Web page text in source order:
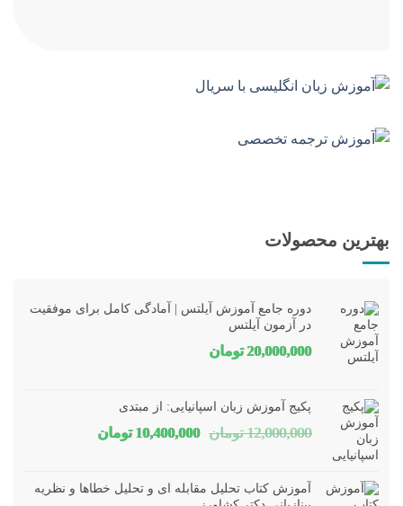
بهترین محصولات
دوره جامع آموزش آیلتس | آمادگی کامل برای موفقیت
در آزمون آیلتس
20,000,000 تومان
پکیج آموزش زبان اسپانیایی: از مبتدی
12,000,000 تومان قیمت
بود.
10,400,000 تومانقیمت
است.
آموزش کتاب تحلیل مقابله ای و تحلیل خطاها و نظریه